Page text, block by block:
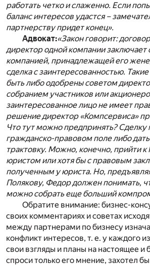
работать четко и слаженно. Если
баланс интересов удастся –
партнерству придет конец».
Адвокат:«Закон говорит:
директор одной компании заключает
компанией, принадлежащей его
сделка с заинтересованностью.
быть либо одобрены советом
собранием участников или
заинтересованное лицо не имеет
решение директор «Компсервиса»
Что тут можно предпринять?
гражданско-правовом поле либо
трактовку. Можно, конечно, прийти к
юристом или хотя бы с правовым
полученным у юриста. Но,
Полякову, Федор должен понимать,
можно собрать еще больший
Обратите внимание: бизнес-
своих комментариях и советах
между партнерами по бизнесу
конфликт интересов, т. е. у каждого
свои взгляды и планы на настоящее
спроси только его мнение, захотел